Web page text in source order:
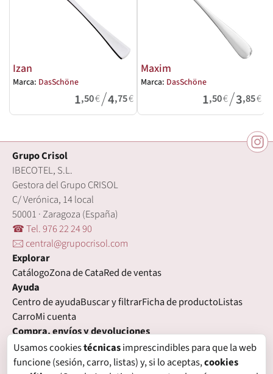
Izan
Marca: DasSchöne
1,50€/4,75€
Maxim
Marca: DasSchöne
1,50€/3,85€
Grupo Crisol
IBECOTEL, S.L.
Gestora del Grupo CRISOL
C/ Verónica, 14 local
50001 · Zaragoza (España)
☎ Tel. 976 22 24 90
🖂 central@grupocrisol.com
Explorar
CatálogoZona de CataRed de ventas
Ayuda
Centro de ayudaBuscar y filtrarFicha de productoListas
CarroMi cuenta
Compra, envíos y devoluciones
Condiciones de compraFormas de pagoGastos de envío
Plazos de entregaDevolucionesGarantía
Usamos cookiestécnicasimprescindibles para que la web
funcione (sesión, carro, listas) y, si lo aceptas,cookies